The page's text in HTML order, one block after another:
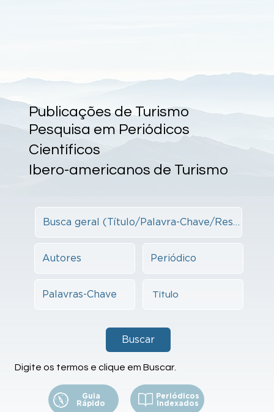
Publicações de Turismo
Pesquisa em Periódicos
Científicos
Ibero-americanos de Turismo
Buscar
Digite os termos e clique em Buscar.
Guia
Rápido
Periódicos
Indexados